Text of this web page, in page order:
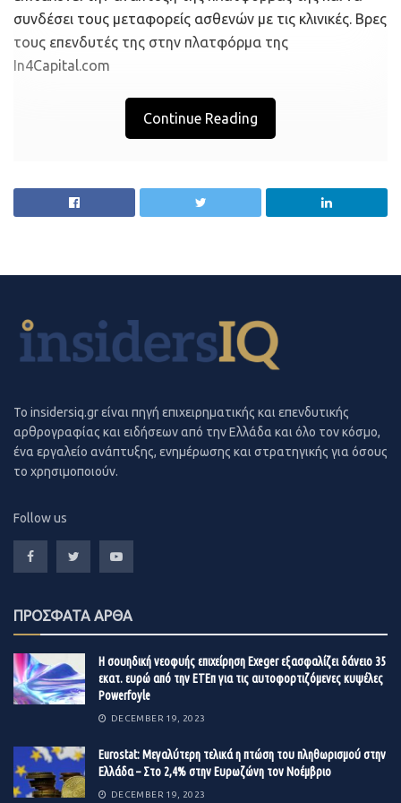
Υπουργείο Οικονομίας και Ανάπτυξης:
των πρωτογενών δαπανών (Τακτικού
ήτοι κατά 14,1% έναντι του στόχου της περιόδου
Ιανουαρίου – Δεκεμβρίου 2019, οφείλεται κυρίως
πραγματοποιήθηκαν μετά την έκδοση σχετικής
κοινής υπουργικής απόφασης (αριθμ. 132290,
Υπουργείο Υγείας:Η αύξηση των πρωτογενών
377,2 εκατ. ευρώ, ήτοι κατά 10,1% έναντι του
στόχου της περιόδου Ιανουαρίου – Δεκεμβρίου
2019, οφείλεται κυρίως στην καταβολή εφάπαξ
σύμφωνα με τις διατάξεις του άρθρου 11 του Ν.
4575/2018 (το οποίο δημοσιονομικά
προσμετρήθηκε στο αποτέλεσμα του 2018), όπως
επίσης και σε επιπλέον επιχορηγήσεις στα
αναγκών, περιλαμβανομένων και εκείνων για τη
διαχείριση των προσφυγικών ροών.
Αποκεντρωμένη Διοίκηση Αιγαίου:
πρωτογενών δαπανών του Τακτικού
Προϋπολογισμού κατά 1 εκατ. ευρώ, ήτοι κατά
10,7% έναντι του στόχου της περιόδου Ιανουαρίου
– Δεκεμβρίου 2019, οφείλεται κυρίως στην ενίσχυση
του προϋπολογισμού για λειτουργικές δαπάνες.
Υπουργείο Ψηφιακής Πολιτικής, Τηλεπικοινωνιών
και Ενημέρωσης:Η αύξηση των πρωτογενών
συνδέσει τους μεταφορείς ασθενών με τις κλινικές. Βρες
τους επενδυτές της στην πλατφόρμα της
In4Capital.com
Continue Reading
To insidersiq.gr είναι πηγή επιχειρηματικής και επενδυτικής
αρθρογραφίας και ειδήσεων από την Ελλάδα και όλο τον κόσμο,
ένα εργαλείο ανάπτυξης, ενημέρωσης και στρατηγικής για όσους
το χρησιμοποιούν.
Follow us
ΠΡΟΣΦΑΤΑ ΑΡΘΑ
Η σουηδική νεοφυής επιχείρηση Exeger εξασφαλίζει δάνειο 35
εκατ. ευρώ από την ΕΤΕπ για τις αυτοφορτιζόμενες κυψέλες
Powerfoyle
DECEMBER 19, 2023
Eurostat: Μεγαλύτερη τελικά η πτώση του πληθωρισμού στην
Ελλάδα – Στο 2,4% στην Ευρωζώνη τον Νοέμβριο
DECEMBER 19, 2023